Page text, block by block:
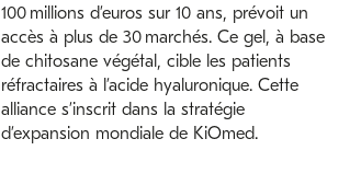
100 millions d’euros sur 10 ans, prévoit un
accès à plus de 30 marchés. Ce gel, à base
de chitosane végétal, cible les patients
réfractaires à l’acide hyaluronique. Cette
alliance s’inscrit dans la stratégie
d’expansion mondiale de KiOmed.